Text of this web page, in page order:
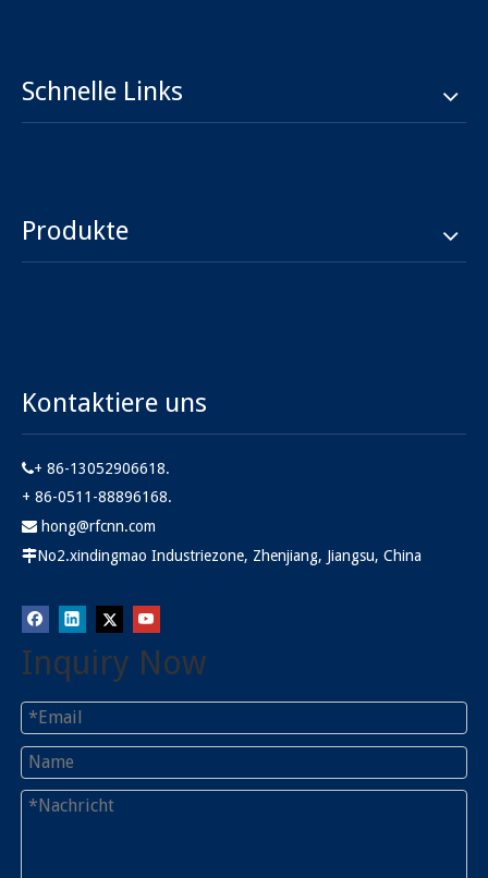
Schnelle Links
Produkte
Kontaktiere uns
+ 86-13052906618.
+ 86-0511-88896168.
 hong@rfcnn.com
No2.xindingmao Industriezone, Zhenjiang, Jiangsu, China
Inquiry Now